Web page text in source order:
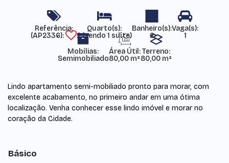
Referência:
(AP2336)
2 (sendo 1 suíte) 2
1
Mobílias:
Semimobiliado
Área Útil:
80,00 m²
Terreno:
80,00 m²
Lindo apartamento semi-mobiliado pronto para morar, com
excelente acabamento, no primeiro andar em uma ótima
localização. Venha conhecer esse lindo imóvel e morar no
coração da Cidade.
Básico